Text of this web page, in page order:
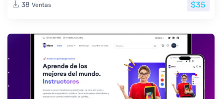
38 Ventas $35